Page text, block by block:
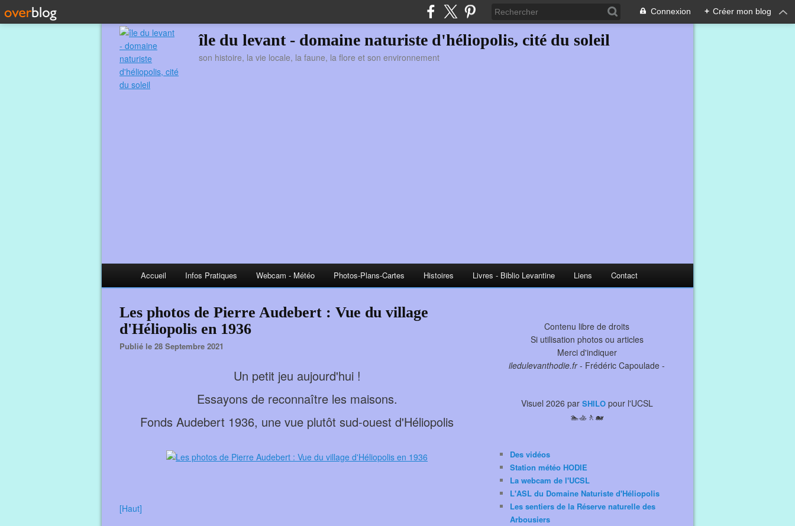
Connexion + Créer mon blog
île du levant - domaine naturiste d'héliopolis, cité du soleil
son histoire, la vie locale, la faune, la flore et son environnement
Accueil Infos Pratiques Webcam - Météo Photos-Plans-Cartes Histoires Livres - Biblio Levantine Liens Contact
Les photos de Pierre Audebert : Vue du village
d'Héliopolis en 1936
Publié le 28 Septembre 2021
Un petit jeu aujourd'hui !
Essayons de reconnaître les maisons.
Fonds Audebert 1936, une vue plutôt sud-ouest d'Héliopolis
[Haut]
Contenu libre de droits
Si utilisation photos ou articles
Merci d'indiquer
iledulevanthodie.fr- Frédéric Capoulade -
Visuel 2026 par SHILOpour l'UCSL
🏊🚣🚶🐋
Des vidéos
Station météo HODIE
La webcam de l'UCSL
L'ASL du Domaine Naturiste d'Héliopolis
Les sentiers de la Réserve naturelle des
Arbousiers